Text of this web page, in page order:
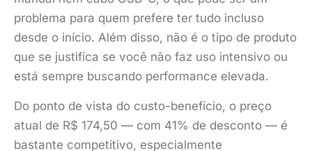
problema para quem prefere ter tudo incluso
desde o início. Além disso, não é o tipo de produto
que se justifica se você não faz uso intensivo ou
está sempre buscando performance elevada.
Do ponto de vista do custo-benefício, o preço
atual de R$ 174,50 — com 41% de desconto — é
bastante competitivo, especialmente